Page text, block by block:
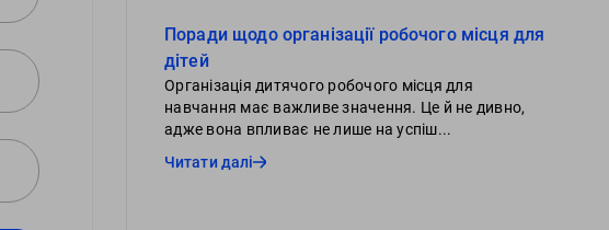
Поради щодо організації робочого місця для
дітей
Організація дитячого робочого місця для
навчання має важливе значення. Це й не дивно,
адже вона впливає не лише на успіш...
Читати далі